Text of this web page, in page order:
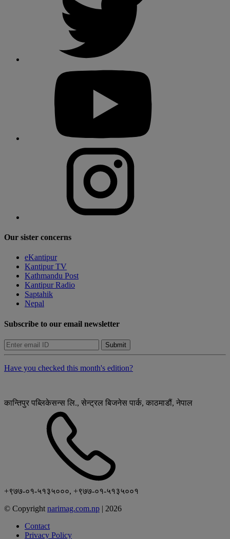
Our sister concerns
eKantipur
Kantipur TV
Kathmandu Post
Kantipur Radio
Saptahik
Nepal
Subscribe to our email newsletter
Submit
Have you checked this month's edition?
कान्तिपुर पब्लिकेसन्स लि., सेन्ट्रल बिजनेस पार्क, काठमाडौं, नेपाल
+९७७-०१-५१३५०००, +९७७-०१-५१३५००१
© Copyright narimag.com.np | 2026
Contact
Privacy Policy